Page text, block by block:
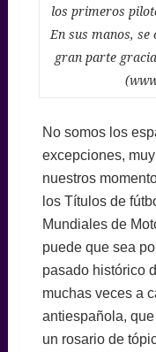
los primeros
En sus manos,
gran parte
No somos los
excepciones,
nuestros
los Títulos de
Mundiales de
puede que sea
pasado histórico
muchas veces a
antiespañola,
un rosario de